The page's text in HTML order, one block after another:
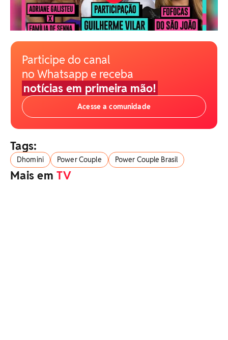
Participe do canal
no Whatsapp e receba
notícias em primeira mão!
Acesse a comunidade
Tags:
Dhomini Power Couple Power Couple Brasil
Mais emTV